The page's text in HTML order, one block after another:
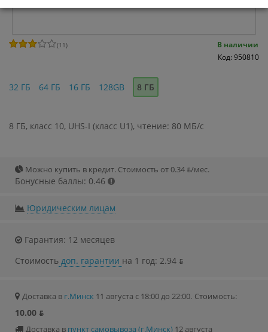
(11)
В наличии
Код: 950810
32 ГБ 64 ГБ 16 ГБ 128GB 8 ГБ
8 ГБ, класс 10, UHS-I (класс U1), чтение: 80 МБ/с
Можно купить в кредит. Стоимость от 0.34 ƃ/мec.
Бонусные баллы: 0.46
Юридическим лицам
Гарантия: 12 месяцев
Стоимость доп. гарантии на 1 год: 2.94 ƃ
Доставка в г.Минск 11 августа с 18:00 до 22:00. Стоимость:
10.00 ƃ
Доставка в пункт самовывоза (г.Минск) 12 августа